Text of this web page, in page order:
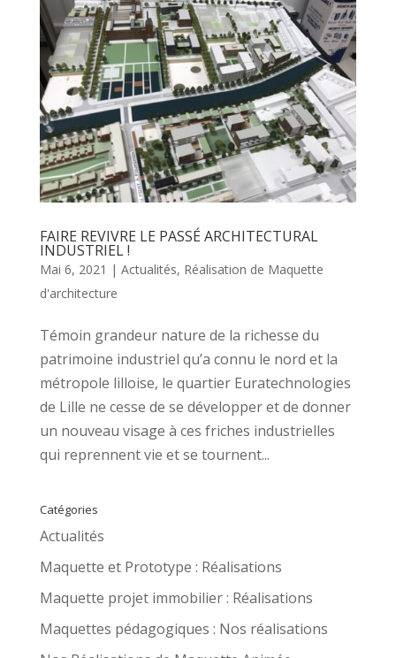
FAIRE REVIVRE LE PASSÉ ARCHITECTURAL
INDUSTRIEL !
Mai 6, 2021 | Actualités, Réalisation de Maquette
d'architecture
Témoin grandeur nature de la richesse du
patrimoine industriel qu’a connu le nord et la
métropole lilloise, le quartier Euratechnologies
de Lille ne cesse de se développer et de donner
un nouveau visage à ces friches industrielles
qui reprennent vie et se tournent...
Catégories
Actualités
Maquette et Prototype : Réalisations
Maquette projet immobilier : Réalisations
Maquettes pédagogiques : Nos réalisations